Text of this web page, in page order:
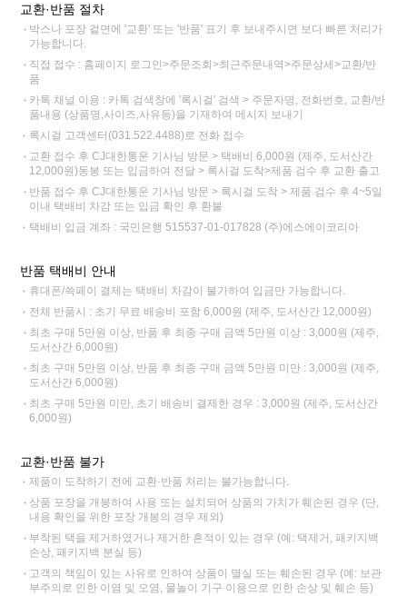
교환·반품 절차
박스나 포장 겉면에 '교환' 또는 '반품' 표기 후 보내주시면 보다 빠른 처리가
가능합니다.
직접 접수 : 홈페이지 로그인>주문조회>최근주문내역>주문상세>교환/반
품
카톡 채널 이용 : 카톡 검색창에 '록시걸' 검색 > 주문자명, 전화번호, 교환/반
품내용 (상품명,사이즈,사유등)을 기재하여 메시지 보내기
록시걸 고객센터(031.522.4488)로 전화 접수
교환 접수 후 CJ대한통운 기사님 방문 > 택배비 6,000원 (제주, 도서산간
12,000원)동봉 또는 입금하여 전달 > 록시걸 도착>제품 검수 후 교환 출고
반품 접수 후 CJ대한통운 기사님 방문 > 록시걸 도착 > 제품 검수 후 4~5일
이내 택배비 차감 또는 입금 확인 후 환불
택배비 입금 계좌 : 국민은행 515537-01-017828 (주)에스에이코리아
반품 택배비 안내
휴대폰/쓱페이 결제는 택배비 차감이 불가하여 입금만 가능합니다.
전체 반품시 : 초기 무료 배송비 포함 6,000원 (제주, 도서산간 12,000원)
최초 구매 5만원 이상, 반품 후 최종 구매 금액 5만원 이상 : 3,000원 (제주,
도서산간 6,000원)
최초 구매 5만원 이상, 반품 후 최종 구매 금액 5만원 미만 : 3,000원 (제주,
도서산간 6,000원)
최초 구매 5만원 미만, 초기 배송비 결제한 경우 : 3,000원 (제주, 도서산간
6,000원)
교환·반품 불가
제품이 도착하기 전에 교환·반품 처리는 불가능합니다.
상품 포장을 개봉하여 사용 또는 설치되어 상품의 가치가 훼손된 경우 (단,
내용 확인을 위한 포장 개봉의 경우 제외)
부착된 택을 제거하였거나 제거한 흔적이 있는 경우 (예: 택제거, 패키지백
손상, 패키지백 분실 등)
고객의 책임이 있는 사유로 인하여 상품이 멸실 또는 훼손된 경우 (예: 보관
부주의로 인한 이염 및 오염, 물놀이 기구 이용으로 인한 손상 및 훼손 등)